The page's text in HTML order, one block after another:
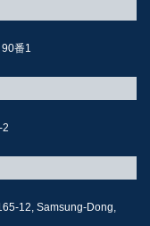
番1
2
12, Samsung-Dong,